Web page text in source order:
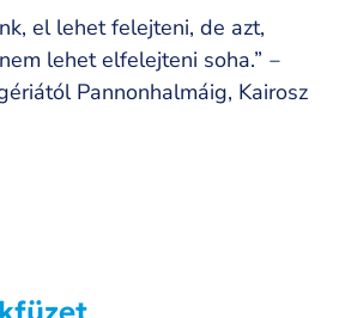
el lehet felejteni, de azt,
lehet elfelejteni soha.” ‒
Pannonhalmáig, Kairosz